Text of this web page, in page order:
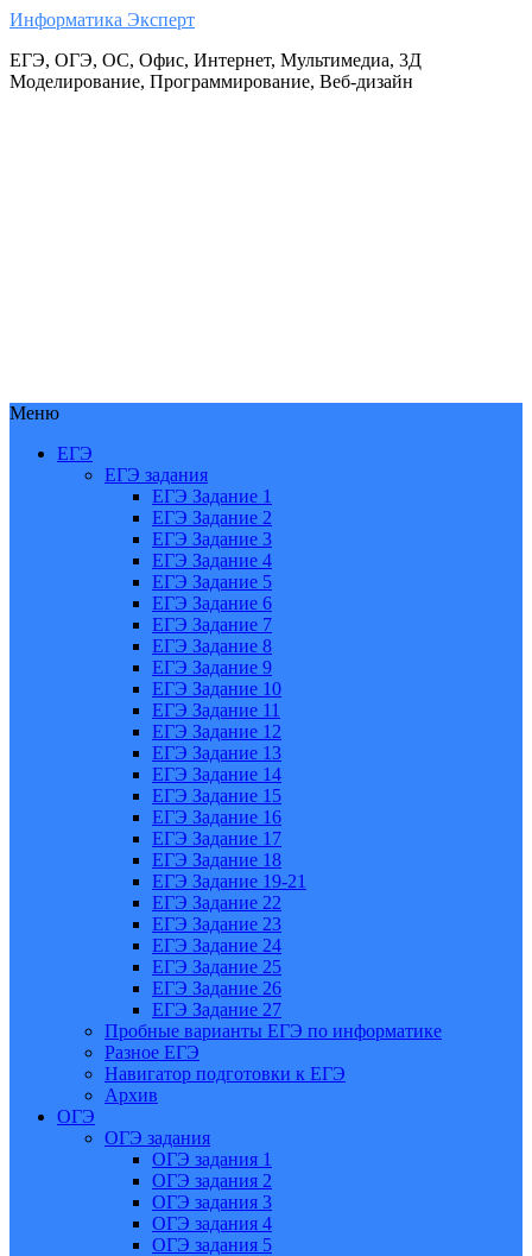
Информатика Эксперт
ЕГЭ, ОГЭ, ОС, Офис, Интернет, Мультимедиа, 3Д
Моделирование, Программирование, Веб-дизайн
Меню
ЕГЭ
ЕГЭ задания
ЕГЭ Задание 1
ЕГЭ Задание 2
ЕГЭ Задание 3
ЕГЭ Задание 4
ЕГЭ Задание 5
ЕГЭ Задание 6
ЕГЭ Задание 7
ЕГЭ Задание 8
ЕГЭ Задание 9
ЕГЭ Задание 10
ЕГЭ Задание 11
ЕГЭ Задание 12
ЕГЭ Задание 13
ЕГЭ Задание 14
ЕГЭ Задание 15
ЕГЭ Задание 16
ЕГЭ Задание 17
ЕГЭ Задание 18
ЕГЭ Задание 19-21
ЕГЭ Задание 22
ЕГЭ Задание 23
ЕГЭ Задание 24
ЕГЭ Задание 25
ЕГЭ Задание 26
ЕГЭ Задание 27
Пробные варианты ЕГЭ по информатике
Разное ЕГЭ
Навигатор подготовки к ЕГЭ
Архив
ОГЭ
ОГЭ задания
ОГЭ задания 1
ОГЭ задания 2
ОГЭ задания 3
ОГЭ задания 4
ОГЭ задания 5